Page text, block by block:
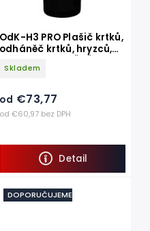
OdK-H3 PRO Plašič krtků,
odháněč krtků, hryzců,
ZVUKOVÝ
Skladem
od €60,97 bez DPH
od €73,77
Detail
DOPORUČUJEME